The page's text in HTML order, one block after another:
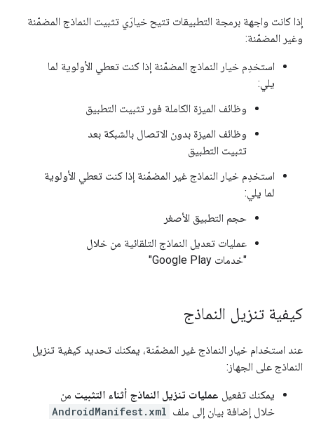
إذا كانت واجهة برمجة التطبيقات تتيح خيارَي تثبيت النماذج المضمّنة
وغير المضمّنة:
استخدِم خيار النماذج المضمّنة إذا كنت تعطي الأولوية لما
يلي:
وظائف الميزة الكاملة فور تثبيت التطبيق
وظائف الميزة بدون الاتصال بالشبكة بعد
تثبيت التطبيق
استخدِم خيار النماذج غير المضمّنة إذا كنت تعطي الأولوية
لما يلي:
حجم التطبيق الأصغر
عمليات تعديل النماذج التلقائية من خلال
"خدمات Google Play"
كيفية تنزيل النماذج
عند استخدام خيار النماذج غير المضمّنة، يمكنك تحديد كيفية تنزيل
النماذج على الجهاز:
يمكنك تفعيل عمليات تنزيل النماذج أثناء التثبيت من
خلال إضافة بيان إلى ملف AndroidManifest.xml